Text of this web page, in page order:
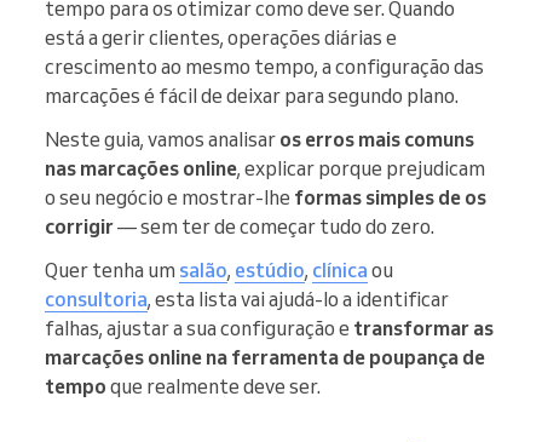
tempo para os otimizar como deve ser. Quando
está a gerir clientes, operações diárias e
crescimento ao mesmo tempo, a configuração das
marcações é fácil de deixar para segundo plano.
Neste guia, vamos analisar os erros mais comuns
nas marcações online, explicar porque prejudicam
o seu negócio e mostrar-lhe formas simples de os
corrigir— sem ter de começar tudo do zero.
Quer tenha um salão, estúdio, clínica ou
consultoria, esta lista vai ajudá-lo a identificar
falhas, ajustar a sua configuração e transformar as
marcações online na ferramenta de poupança de
tempo que realmente deve ser.